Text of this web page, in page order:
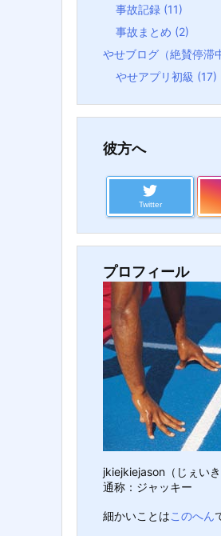
事故記録 (11)
事故まとめ (2)
やせブログ（絶賛停滞
やせアプリ初級 (17)
彼方へ
Twitter
プロフィール
jkiejkiejason（じぇい
通称：ジャッキー
細かいことはこのへん